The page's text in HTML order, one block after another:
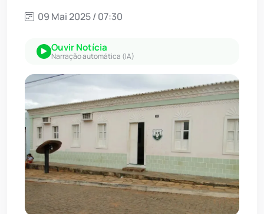
09 Mai 2025 / 07:30
Ouvir Notícia
Narração automática (IA)